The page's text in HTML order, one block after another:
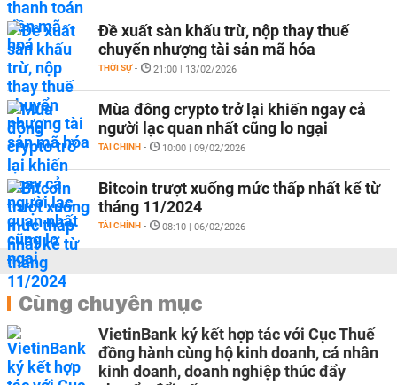
Đề xuất sàn khấu trừ, nộp thay thuế
chuyển nhượng tài sản mã hóa
THỜI SỰ - 21:00 | 13/02/2026
Mùa đông crypto trở lại khiến ngay cả
người lạc quan nhất cũng lo ngại
TÀI CHÍNH - 10:00 | 09/02/2026
Bitcoin trượt xuống mức thấp nhất kể từ
tháng 11/2024
TÀI CHÍNH - 08:10 | 06/02/2026
Cùng chuyên mục
VietinBank ký kết hợp tác với Cục Thuế
đồng hành cùng hộ kinh doanh, cá nhân
kinh doanh, doanh nghiệp thúc đẩy